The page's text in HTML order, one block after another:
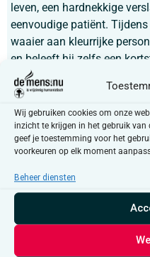
Wij gebruiken cookies om onze
inzicht te krijgen in het gebruik van
geef je toestemming voor het
voorkeuren op elk moment
Beheer diensten
leven, een hardnekkige
eenvoudige patiënt.
waaier aan kleurrijke
en beleeft hij zelfs een
Vanuit zijn voormalige en
hij met lede ogen aan dat
van een vaak miserabele
kunst van het loslaten
van zijn bestaan?
Verhulst gaat hier opnieuw
ingrediënten: tomeloze
de hardheid van het
liefhebber, maar evengoed